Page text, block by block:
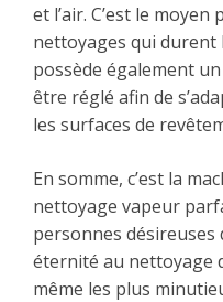
et l’air. C’est le
nettoyages qui durent
possède également
être réglé afin de
les surfaces de
En somme, c’est la
nettoyage vapeur
personnes désireuses
éternité au nettoyage
même les plus